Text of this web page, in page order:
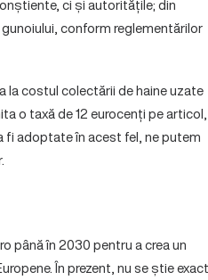
ci și autoritățile; din
conform reglementărilor
la costul colectării de haine uzate
o taxă de 12 eurocenți pe articol,
fi adoptate în acest fel, ne putem
până în 2030 pentru a crea un
În prezent, nu se știe exact